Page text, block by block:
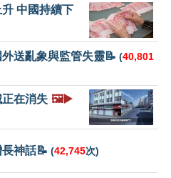
中國持續下
送亂象與監管失靈📝 (40,801
在消失 🖼️▶️
神話📝 (42,745次)